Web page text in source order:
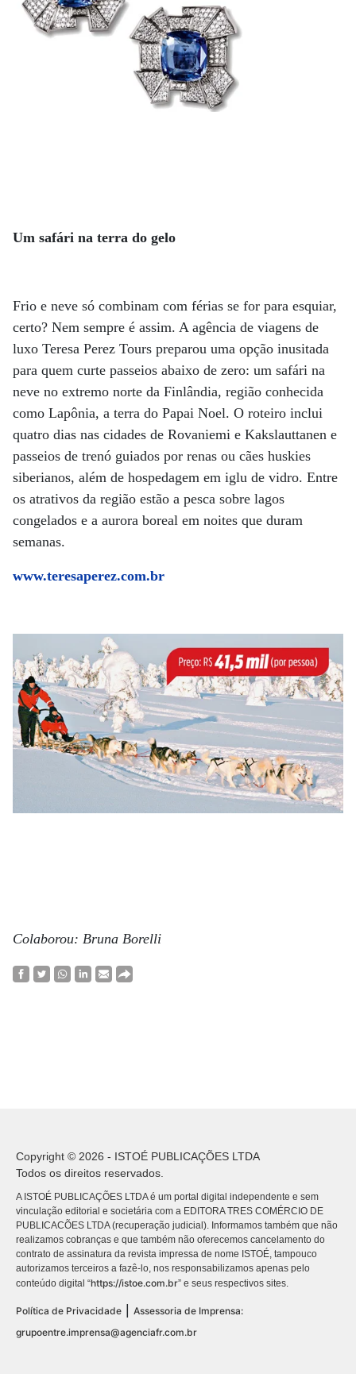
Um safári na terra do gelo
Frio e neve só combinam com férias se for para esquiar,
certo? Nem sempre é assim. A agência de viagens de
luxo Teresa Perez Tours preparou uma opção inusitada
para quem curte passeios abaixo de zero: um safári na
neve no extremo norte da Finlândia, região conhecida
como Lapônia, a terra do Papai Noel. O roteiro inclui
quatro dias nas cidades de Rovaniemi e Kakslauttanen e
passeios de trenó guiados por renas ou cães huskies
siberianos, além de hospedagem em iglu de vidro. Entre
os atrativos da região estão a pesca sobre lagos
congelados e a aurora boreal em noites que duram
semanas.
www.teresaperez.com.br
Colaborou: Bruna Borelli
Copyright © 2026 - ISTOÉ PUBLICAÇÕES LTDA
Todos os direitos reservados.
A ISTOÉ PUBLICAÇÕES LTDA é um portal digital independente e sem
vinculação editorial e societária com a EDITORA TRES COMÉRCIO DE
PUBLICACÕES LTDA (recuperação judicial). Informamos também que não
realizamos cobranças e que também não oferecemos cancelamento do
contrato de assinatura da revista impressa de nome ISTOÉ, tampouco
autorizamos terceiros a fazê-lo, nos responsabilizamos apenas pelo
conteúdo digital “https://istoe.com.br” e seus respectivos sites.
Política de Privacidade | Assessoria de Imprensa:
grupoentre.imprensa@agenciafr.com.br